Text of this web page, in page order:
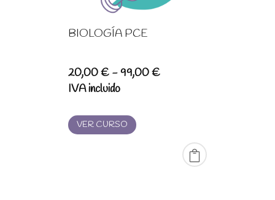
BIOLOGÍA PCE
20,00€ -99,00€Rango
hasta
99,00 €
IVA incluido
VER CURSO